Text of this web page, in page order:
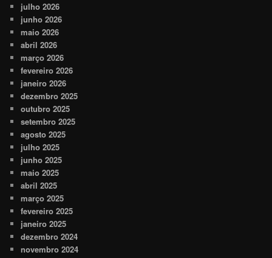
julho 2026
junho 2026
maio 2026
abril 2026
março 2026
fevereiro 2026
janeiro 2026
dezembro 2025
outubro 2025
setembro 2025
agosto 2025
julho 2025
junho 2025
maio 2025
abril 2025
março 2025
fevereiro 2025
janeiro 2025
dezembro 2024
novembro 2024